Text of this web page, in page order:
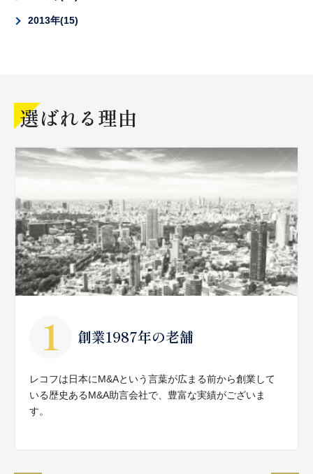
2013年 15
選ばれる理由
創業1987年の老舗
レコフは日本にM&Aという言葉が広まる前から創業して
いる歴史あるM&A助言会社で、豊富な実績がございま
す。